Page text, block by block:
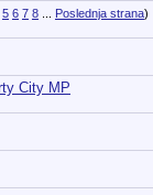
5 6 7 8... Poslednja strana)
City MP